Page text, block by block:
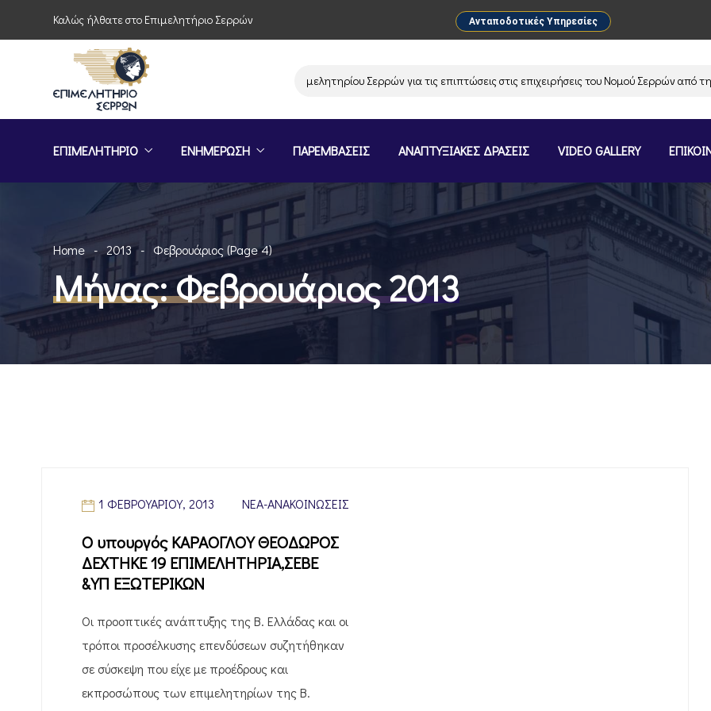
Καλώς ήλθατε στο Επιμελητήριο Σερρών Ανταποδοτικές Υπηρεσίες
Παρέμβαση του Επιμελητηρίου Σερρών για τις επιπτώσεις στις επιχειρήσεις του Νομού Σερρών από
ΕΠΙΜΕΛΗΤΗΡΙΟ ΕΝΗΜΕΡΩΣΗ ΠΑΡΕΜΒΑΣΕΙΣ ΑΝΑΠΤΥΞΙΑΚΕΣ ΔΡΑΣΕΙΣ VIDEO GALLERY
Home 2013 Φεβρουάριος(Page 4)
Μήνας:Φεβρουάριος 2013
1 ΦΕΒΡΟΥΑΡΊΟΥ, 2013 ΝΈΑ-ΑΝΑΚΟΙΝΏΣΕΙΣ
Ο υπουργός ΚΑΡΑΟΓΛΟΥ ΘΕΟΔΩΡΟΣ
ΔΕΧΤΗΚΕ 19 ΕΠΙΜΕΛΗΤΗΡΙΑ,ΣΕΒΕ
&ΥΠ ΕΞΩΤΕΡΙΚΩΝ
Οι προοπτικές ανάπτυξης της Β. Ελλάδας και οι
τρόποι προσέλκυσης επενδύσεων συζητήθηκαν
σε σύσκεψη που είχε με προέδρους και
εκπροσώπους των επιμελητηρίων της Β.